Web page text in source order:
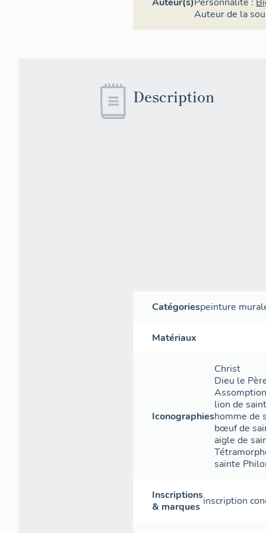
Auteur de la
Description
Catégoriespeinture
Matériaux
Iconographies
Christ
Dieu le
Assomption
lion de
homme de
bœuf de
aigle de
sainte
Inscriptions
& marques inscription